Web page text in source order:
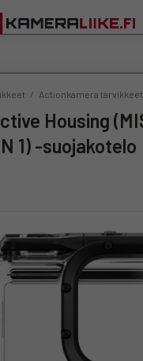
/ Actionkamera tarvikkeet
1) -suojakotelo